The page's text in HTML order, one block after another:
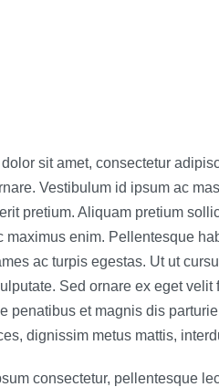
dolor sit amet, consectetur
Vestibulum id ipsum ac
pretium. Aliquam pretium
maximus enim. Pellentesque
ac turpis egestas. Ut ut
Sed ornare ex eget
penatibus et magnis dis
dignissim metus mattis,
consectetur, pellentesque